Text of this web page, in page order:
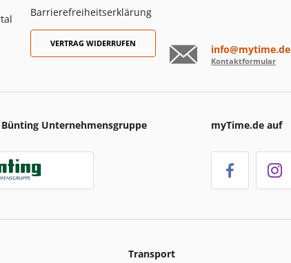
Barrierefreiheitserklärung
VERTRAG WIDERRUFEN info@mytime.de
Kontaktformular
Unternehmensgruppe myTime.de auf
Transport